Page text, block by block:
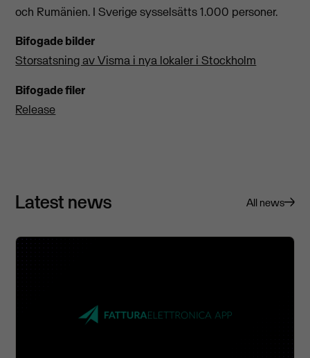
och Rumänien. I Sverige sysselsätts 1.000 personer.
Bifogade bilder
Storsatsning av Visma i nya lokaler i Stockholm
Bifogade filer
Release
Latest news All news